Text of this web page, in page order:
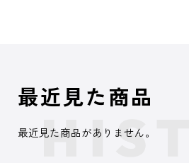
最近見た商品
最近見た商品がありません。